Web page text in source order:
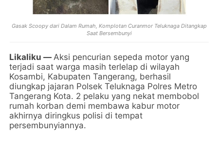
Gasak Scoopy dari Dalam Rumah, Komplotan Curanmor Teluknaga Ditangkap
Saat Bersembunyi
Likaliku — Aksi pencurian sepeda motor yang
terjadi saat warga masih terlelap di wilayah
Kosambi, Kabupaten Tangerang, berhasil
diungkap jajaran Polsek Teluknaga Polres Metro
Tangerang Kota. 2 pelaku yang nekat membobol
rumah korban demi membawa kabur motor
akhirnya diringkus polisi di tempat
persembunyiannya.